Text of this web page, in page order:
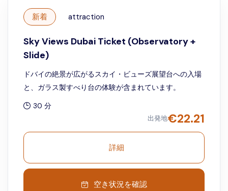
新着 attraction
Sky Views Dubai Ticket (Observatory +
Slide)
ドバイの絶景が広がるスカイ・ビューズ展望台への入場
と、ガラス製すべり台の体験が含まれています。
30 分
出発地€22.21
詳細
空き状況を確認